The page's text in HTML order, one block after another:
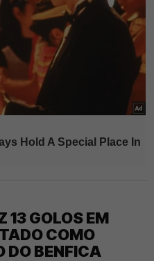
13 GOLOS EM
COMO
DO BENFICA